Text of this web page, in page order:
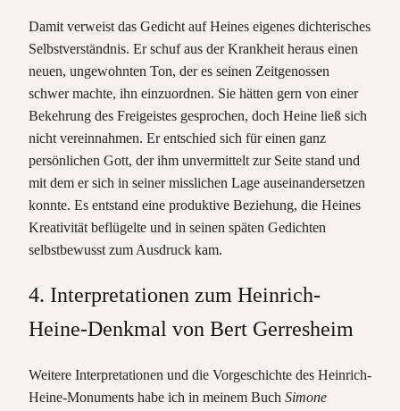
Damit verweist das Gedicht auf Heines eigenes dichterisches
Selbstverständnis. Er schuf aus der Krankheit heraus einen
neuen, ungewohnten Ton, der es seinen Zeitgenossen
schwer machte, ihn einzuordnen. Sie hätten gern von einer
Bekehrung des Freigeistes gesprochen, doch Heine ließ sich
nicht vereinnahmen. Er entschied sich für einen ganz
persönlichen Gott, der ihm unvermittelt zur Seite stand und
mit dem er sich in seiner misslichen Lage auseinandersetzen
konnte. Es entstand eine produktive Beziehung, die Heines
Kreativität beflügelte und in seinen späten Gedichten
selbstbewusst zum Ausdruck kam.
4. Interpretationen zum Heinrich-
Heine-Denkmal von Bert Gerresheim
Weitere Interpretationen und die Vorgeschichte des Heinrich-
Heine-Monuments habe ich in meinem Buch Simone